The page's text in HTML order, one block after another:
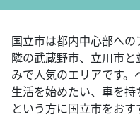
国立市は都内中心部へ
隣の武蔵野市、立川市
みで人気のエリアです
生活を始めたい、車を
という方に国立市をおす